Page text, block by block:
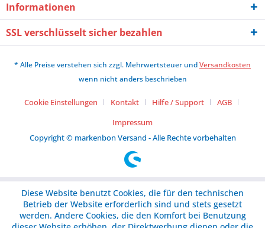
Informationen
SSL verschlüsselt sicher bezahlen
* Alle Preise verstehen sich zzgl. Mehrwertsteuer undVersandkosten
wenn nicht anders beschrieben
Cookie Einstellungen Kontakt Hilfe / Support
AGB
Impressum
Copyright © markenbon Versand - Alle Rechte vorbehalten
Diese Website benutzt Cookies, die für den technischen
Betrieb der Website erforderlich sind und stets gesetzt
werden. Andere Cookies, die den Komfort bei Benutzung